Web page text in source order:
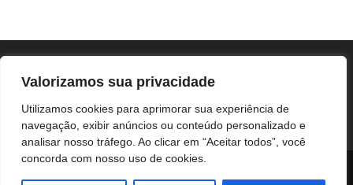
Valorizamos sua privacidade
Utilizamos cookies para aprimorar sua experiência de
navegação, exibir anúncios ou conteúdo personalizado e
analisar nosso tráfego. Ao clicar em “Aceitar todos”, você
concorda com nosso uso de cookies.